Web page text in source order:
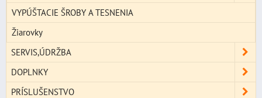
VYPÚŠTACIE ŠROBY A TESNENIA
Žiarovky
SERVIS,ÚDRŽBA
DOPLNKY
PRÍSLUŠENSTVO